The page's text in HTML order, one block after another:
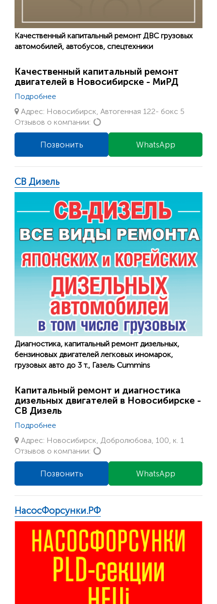
Качественный капитальный ремонт ДВС грузовых
автомобилей, автобусов, спецтехники
Качественный капитальный ремонт
двигателей в Новосибирске - МиРД
Подробнее
Адрес: Новосибирск, Автогенная 122- бокс 5
Отзывов о компании:
WhatsApp
Позвонить
СВ Дизель
Диагностика, капитальный ремонт дизельных,
бензиновых двигателей легковых иномарок,
грузовых авто до 3 т., Газель Cummins
Капитальный ремонт и диагностика
дизельных двигателей в Новосибирске -
СВ Дизель
Подробнее
Адрес: Новосибирск, Добролюбова, 100, к. 1
Отзывов о компании:
WhatsApp
Позвонить
НасосФорсунки.РФ